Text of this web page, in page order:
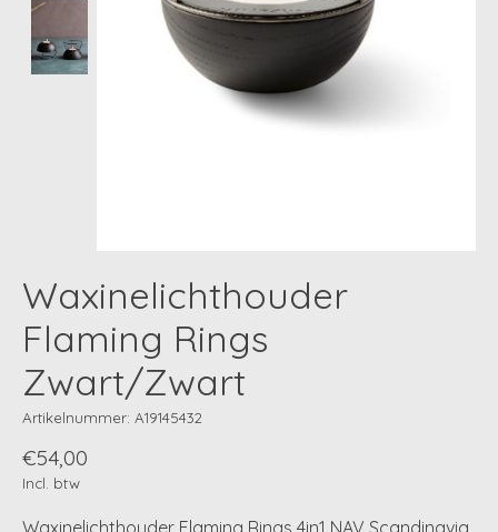
Waxinelichthouder
Flaming Rings
Zwart/Zwart
Artikelnummer: A19145432
€54,00
Incl. btw